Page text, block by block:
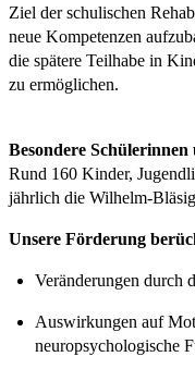
Ziel der schulischen
neue Kompetenzen
die spätere Teilhabe in
zu ermöglichen.
Besondere
Rund 160 Kinder,
jährlich die Wilhelm-
Unsere Förderung
Veränderungen durch
Auswirkungen auf
neuropsychologische